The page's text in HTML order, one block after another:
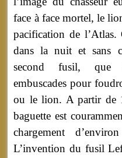
face à face mortel, le
pacification de l’Atlas.
dans la nuit et sans
second fusil, que
embuscades pour
ou le lion. A partir de
baguette est
chargement
L’invention du fusil